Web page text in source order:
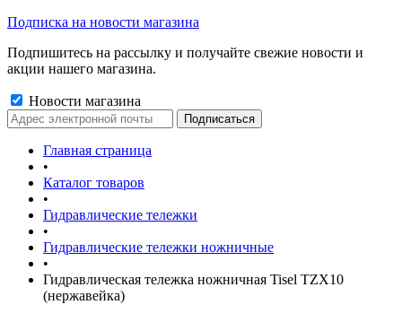
Подписка на новости магазина
Подпишитесь на рассылку и получайте свежие новости и
акции нашего магазина.
Новости магазина
Главная страница
•
Каталог товаров
•
Гидравлические тележки
•
Гидравлические тележки ножничные
•
Гидравлическая тележка ножничная Tisel TZX10
(нержавейка)